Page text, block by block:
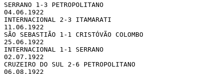
SERRANO 1-3 PETROPOLITANO
04.06.1922
INTERNACIONAL 2-3 ITAMARATI
11.06.1922
SÃO SEBASTIÃO 1-1 CRISTÓVÃO COLOMBO
25.06.1922
INTERNACIONAL 1-1 SERRANO
02.07.1922
CRUZEIRO DO SUL 2-6 PETROPOLITANO
06.08.1922